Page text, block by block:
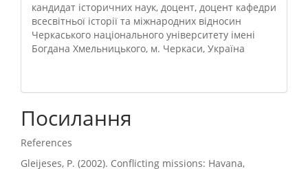
кандидат історичних наук, доцент, доцент кафедри
всесвітньої історії та міжнародних відносин
Черкаського національного університету імені
Богдана Хмельницького, м. Черкаси, Україна
Посилання
References
Gleijeses, P. (2002). Conflicting missions: Havana,